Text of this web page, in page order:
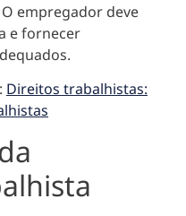
empregador deve
e fornecer
Direitos trabalhistas: